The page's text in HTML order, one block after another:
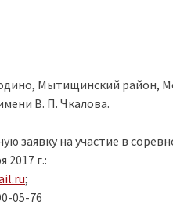
Мытищинский район,
В. П. Чкалова.
заявку на участие в
2017 г.:
;
05-76